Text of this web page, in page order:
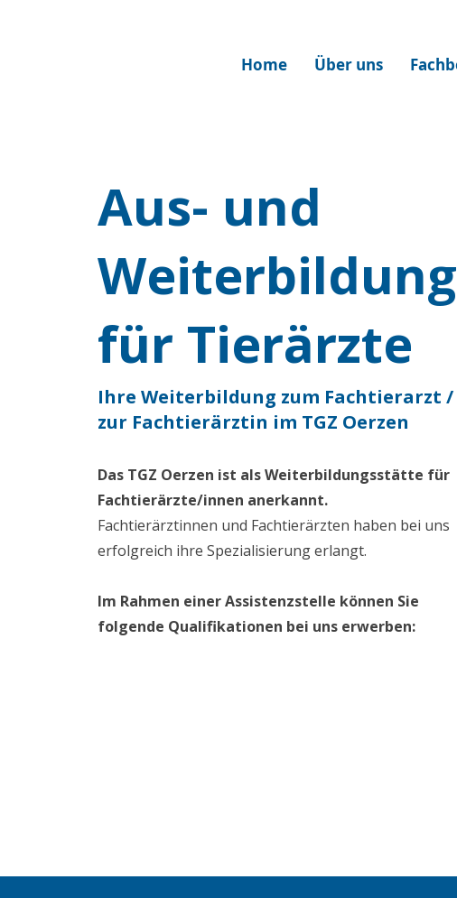
Home Über uns
Aus- und
Weiterbildung
für Tierärzte
Ihre Weiterbildung zum Fachtierarzt /
zur Fachtierärztin im TGZ Oerzen
Das TGZ Oerzen ist als Weiterbildungsstätte für
Fachtierärzte/innen anerkannt.
Fachtierärztinnen und Fachtierärzten haben bei uns
erfolgreich ihre Spezialisierung erlangt.
Im Rahmen einer Assistenzstelle können Sie
folgende Qualifikationen bei uns erwerben: